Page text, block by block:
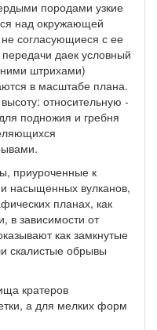
породами узкие
над окружающей
согласующиеся с ее
даек условный
штрихами)
в масштабе плана.
относительную -
подножия и гребня
приуроченные к
насыщенных вулканов,
планах, как
в зависимости от
как замкнутые
скалистые обрывы
кратеров
а для мелких форм